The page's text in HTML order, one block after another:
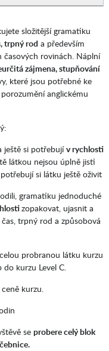
složitější gramatiku
trpný rod a především
rovinách. Náplní
zájmena, stupňování
které jsou potřebné ke
anglickému
ještě si potřebujív rychlosti
látkou nejsou úplně jisti
si látku ještě oživit
gramatiku jednoduché
zopakovat, ujasnit a
trpný rod a způsobová
probranou látku kurzu
do kurzu Level C.
kurzu.
se probere celý blok